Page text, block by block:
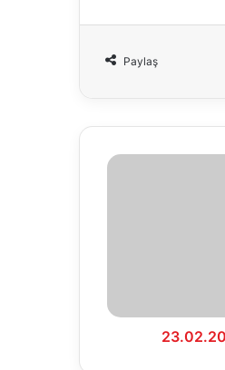
Paylaş
23.02.2019